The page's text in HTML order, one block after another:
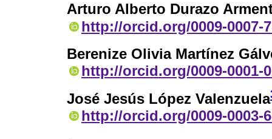
Arturo Alberto Durazo
http://orcid.org/0009-0007-
Berenize Olivia Martínez
http://orcid.org/0009-0001-
José Jesús López Valenzuela
http://orcid.org/0009-0003-